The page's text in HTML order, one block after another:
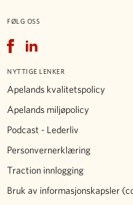
FØLG OSS
FacebookLinkedIn
NYTTIGE LENKER
Apelands kvalitetspolicy
Apelands miljøpolicy
Podcast - Lederliv
Personvernerklæring
Traction innlogging
Bruk av informasjonskapsler